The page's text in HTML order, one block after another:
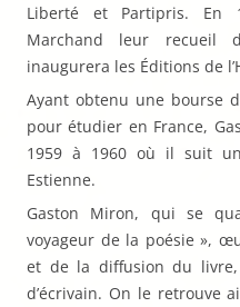
Liberté et Partipris. En
Marchand leur recueil
inaugurera les Éditions de
Ayant obtenu une bourse
pour étudier en France,
1959 à 1960 où il suit un
Estienne.
Gaston Miron, qui se
voyageur de la poésie »,
et de la diffusion du
d’écrivain. On le retrouve